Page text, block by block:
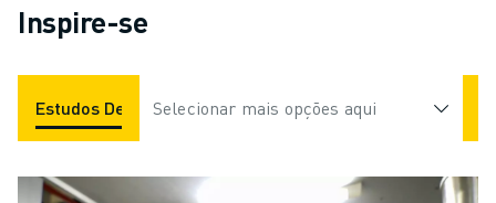
Inspire-se
Estudos De Caso Aplicações Indústrias
Selecionar mais opções aqui